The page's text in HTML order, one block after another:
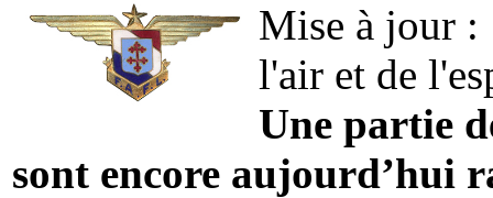
Mise à jour :
l'air et de
Une partie
sont encore aujourd’hui